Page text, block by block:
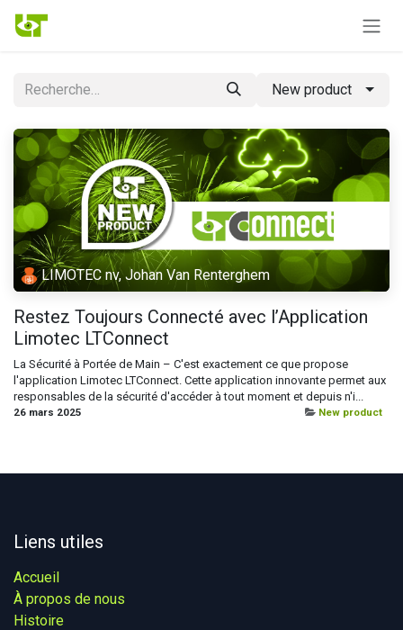
Se rendre au contenu
New product
LIMOTEC nv, Johan Van Renterghem
Restez Toujours Connecté avec l’Application
Limotec LTConnect
La Sécurité à Portée de Main – C'est exactement ce que propose
l'application Limotec LTConnect. Cette application innovante permet aux
responsables de la sécurité d'accéder à tout moment et depuis n'i...
26 mars 2025 New product
Liens utiles
Accueil
À propos de nous
Histoire